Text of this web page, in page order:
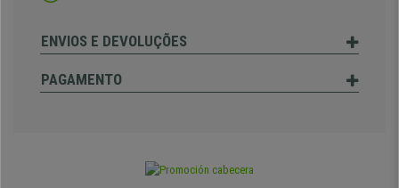
ENVIOS E DEVOLUÇÕES
PAGAMENTO